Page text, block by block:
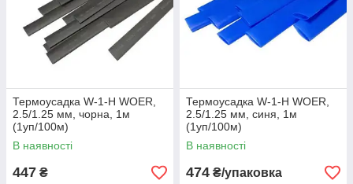
Термоусадка W-1-H WOER,
2.5/1.25 мм, чорна, 1м
(1уп/100м)
В наявності
447 ₴
Термоусадка W-1-H WOER,
2.5/1.25 мм, синя, 1м
(1уп/100м)
В наявності
474 ₴/упаковка